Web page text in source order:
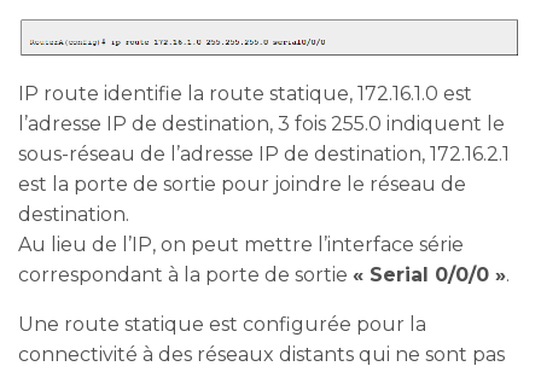
IP route identifie la route statique, 172.16.1.0 est
l’adresse IP de destination, 3 fois 255.0 indiquent le
sous-réseau de l’adresse IP de destination, 172.16.2.1
est la porte de sortie pour joindre le réseau de
destination.
Au lieu de l’IP, on peut mettre l’interface série
correspondant à la porte de sortie « Serial 0/0/0 ».
Une route statique est configurée pour la
connectivité à des réseaux distants qui ne sont pas